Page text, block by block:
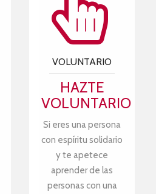
VOLUNTARIO
HAZTE
VOLUNTARIO
Si eres una persona
con espíritu solidario
y te apetece
aprender de las
personas con una